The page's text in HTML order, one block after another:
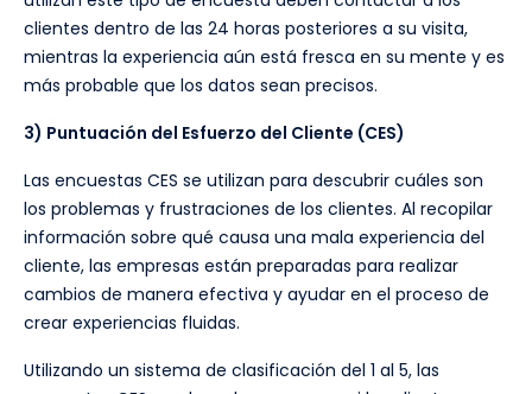
clientes dentro de las 24 horas posteriores a su visita,
mientras la experiencia aún está fresca en su mente y es
más probable que los datos sean precisos.
3) Puntuación del Esfuerzo del Cliente (CES)
Las encuestas CES se utilizan para descubrir cuáles son
los problemas y frustraciones de los clientes. Al recopilar
información sobre qué causa una mala experiencia del
cliente, las empresas están preparadas para realizar
cambios de manera efectiva y ayudar en el proceso de
crear experiencias fluidas.
Utilizando un sistema de clasificación del 1 al 5, las